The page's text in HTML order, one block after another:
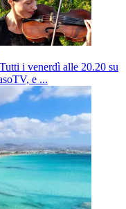
i venerdì alle 20.20 su
e ...